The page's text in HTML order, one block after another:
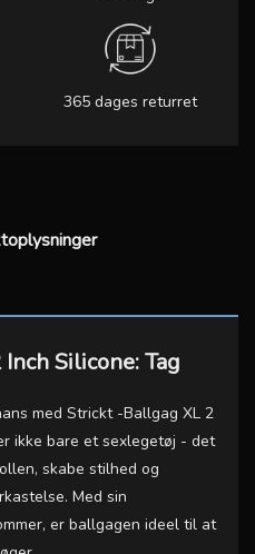
365 dages returret
Silicone: Tag
med Strickt -Ballgag XL 2
ikke bare et sexlegetøj - det
skabe stilhed og
Med sin
er ballgagen ideel til at